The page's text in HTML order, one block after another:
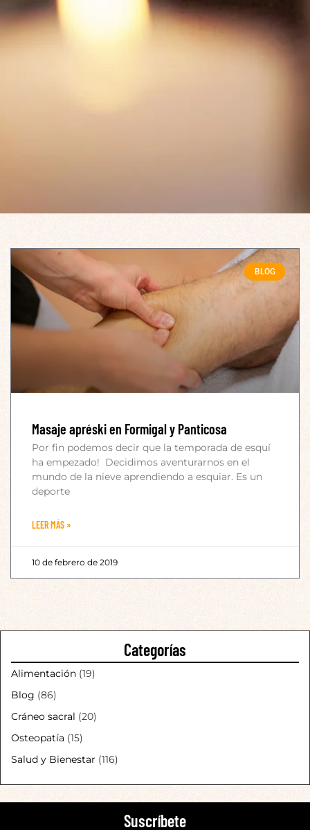
BLOG
Masaje apréski en Formigal y Panticosa
Por fin podemos decir que la temporada de esquí
ha empezado! Decidimos aventurarnos en el
mundo de la nieve aprendiendo a esquiar. Es un
deporte
LEER MÁS »
10 de febrero de 2019
Categorías
Alimentación (19)
Blog (86)
Cráneo sacral (20)
Osteopatía (15)
Salud y Bienestar (116)
Suscríbete